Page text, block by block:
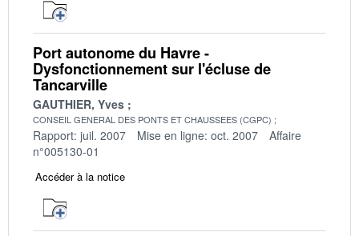
Port autonome du Havre -
Dysfonctionnement sur l'écluse de
Tancarville
GAUTHIER, Yves
CONSEIL GENERAL DES PONTS ET CHAUSSEES (CGPC)
Rapport: juil. 2007 Mise en ligne: oct. 2007
Affaire
n°005130-01
Accéder à la notice